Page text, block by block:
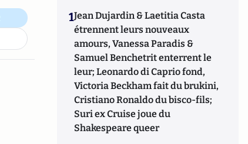
1Jean Dujardin & Laetitia Casta
étrennent leurs nouveaux
amours, Vanessa Paradis &
Samuel Benchetrit enterrent le
leur; Leonardo di Caprio fond,
Victoria Beckham fait du brukini,
Cristiano Ronaldo du bisco-fils;
Suri ex Cruise joue du
Shakespeare queer